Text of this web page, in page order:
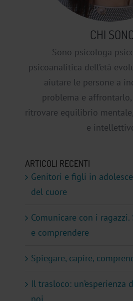
CHI
Sono psicologa
psicoanalitica dell’età
aiutare le persone a
problema e
ritrovare equilibrio
e
ARTICOLI RECENTI
Genitori e figli in
del cuore
Comunicare con i ragazzi.
e comprendere
Spiegare, capire,
Il trasloco: un’esperienza
noi